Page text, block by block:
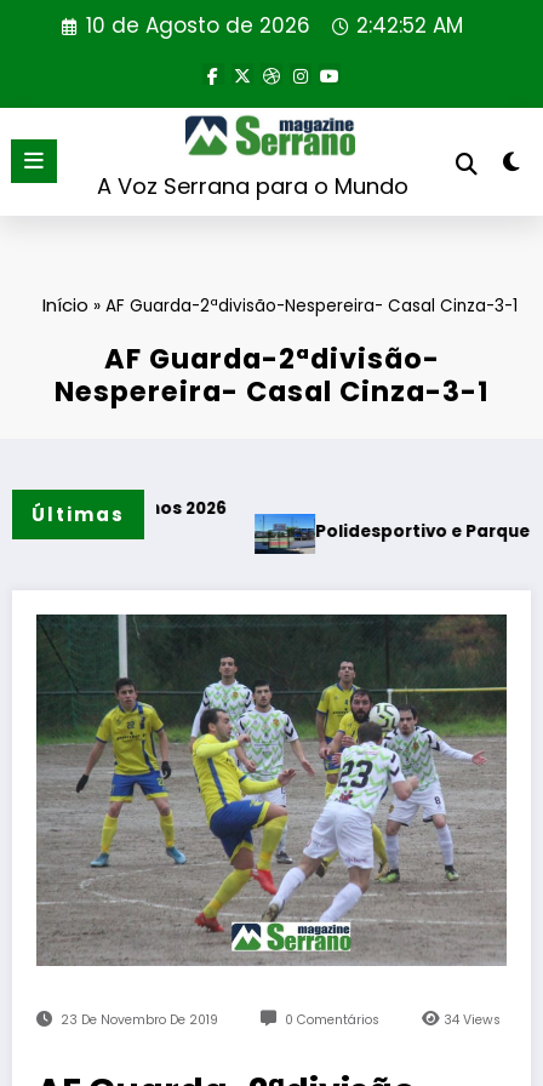
10 de Agosto de 2026 2:42:53 AM
A Voz Serrana para o Mundo
Início » AF Guarda-2ªdivisão-Nespereira- Casal Cinza-3-1
AF Guarda-2ªdivisão-
Nespereira- Casal Cinza-3-1
Últimas
2026
Polidesportivo e Parque de Merendas
23 De Novembro De 2019 0 Comentários 34Views